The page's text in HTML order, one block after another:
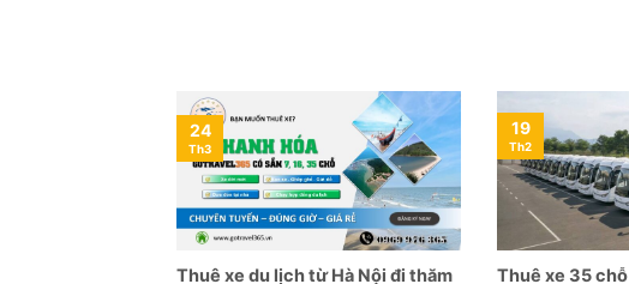
Thuê xe du lịch từ Hà Nội đi thăm
24
Th3
Thuê xe 35
19
Th2